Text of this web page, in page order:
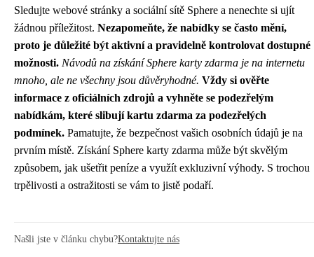
Sledujte webové stránky a sociální sítě Sphere a nenechte si ujít
žádnou příležitost. Nezapomeňte, že nabídky se často mění,
proto je důležité být aktivní a pravidelně kontrolovat dostupné
možnosti. Návodů na získání Sphere karty zdarma je na internetu
mnoho, ale ne všechny jsou důvěryhodné. Vždy si ověřte
informace z oficiálních zdrojů a vyhněte se podezřelým
nabídkám, které slibují kartu zdarma za podezřelých
podmínek. Pamatujte, že bezpečnost vašich osobních údajů je na
prvním místě. Získání Sphere karty zdarma může být skvělým
způsobem, jak ušetřit peníze a využít exkluzivní výhody. S trochou
trpělivosti a ostražitosti se vám to jistě podaří.
Našli jste v článku chybu?Kontaktujte nás